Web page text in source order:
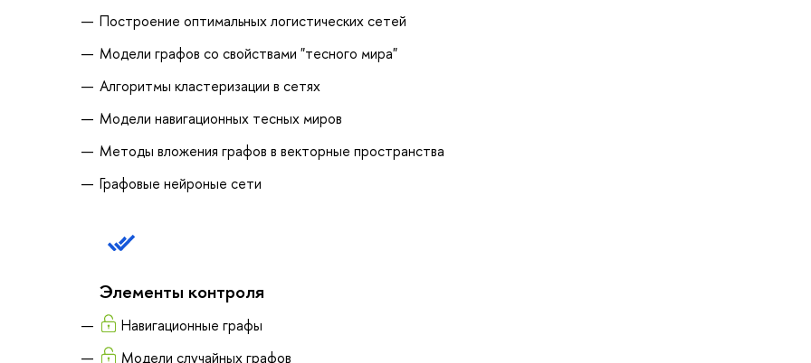
Построение оптимальных логистических сетей
Модели графов со свойствами "тесного мира"
Алгоритмы кластеризации в сетях
Модели навигационных тесных миров
Методы вложения графов в векторные пространства
Графовые нейроные сети
Элементы контроля
Навигационные графы
Модели случайных графов